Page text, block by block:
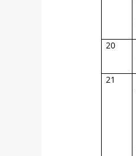
20
21